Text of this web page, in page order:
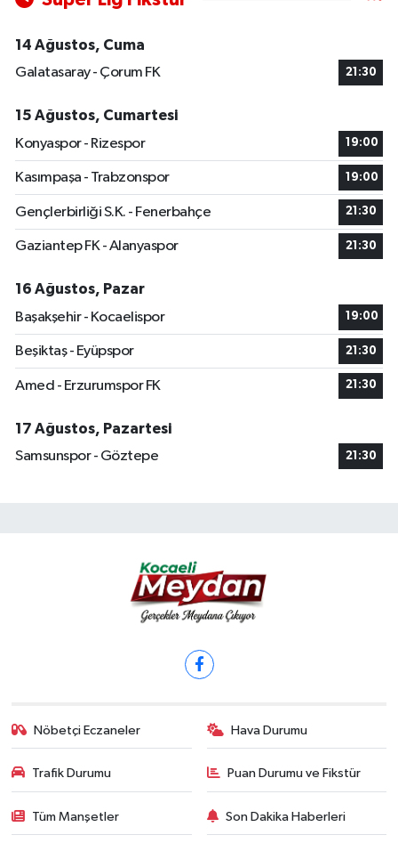
14 Ağustos, Cuma
Galatasaray - Çorum FK
21:30
15 Ağustos, Cumartesi
Konyaspor - Rizespor
19:00
Kasımpaşa - Trabzonspor 19:00
Gençlerbirliği S.K. - Fenerbahçe 21:30
Gaziantep FK - Alanyaspor 21:30
16 Ağustos, Pazar
Başakşehir - Kocaelispor
19:00
Beşiktaş - Eyüpspor 21:30
Amed - Erzurumspor FK 21:30
17 Ağustos, Pazartesi
Samsunspor - Göztepe
21:30
Nöbetçi Eczaneler Hava Durumu
Trafik Durumu Puan Durumu ve Fikstür
Tüm Manşetler Son Dakika Haberleri